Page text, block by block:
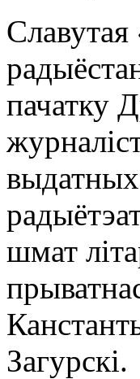
пачатку
шмат
Загурскі.